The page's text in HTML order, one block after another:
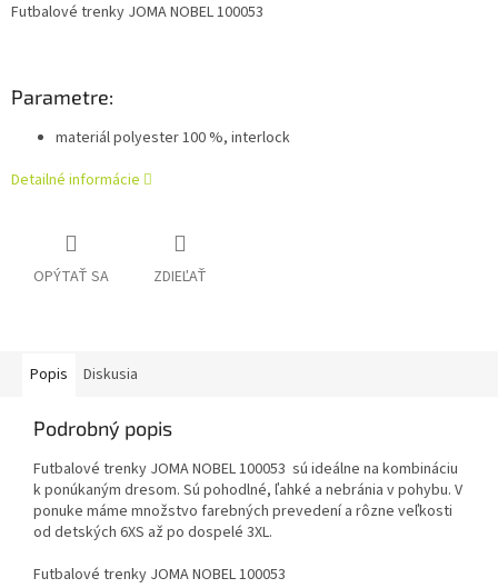
Futbalové trenky JOMA NOBEL 100053
Parametre:
materiál polyester 100 %, interlock
Detailné informácie
OPÝTAŤ SA ZDIEĽAŤ
Popis Diskusia
Podrobný popis
Futbalové trenky JOMA NOBEL 100053 sú ideálne na kombináciu
k ponúkaným dresom. Sú pohodlné, ľahké a nebránia v pohybu. V
ponuke máme množstvo farebných prevedení a rôzne veľkosti
od detských 6XS až po dospelé 3XL.
Futbalové trenky JOMA NOBEL 100053